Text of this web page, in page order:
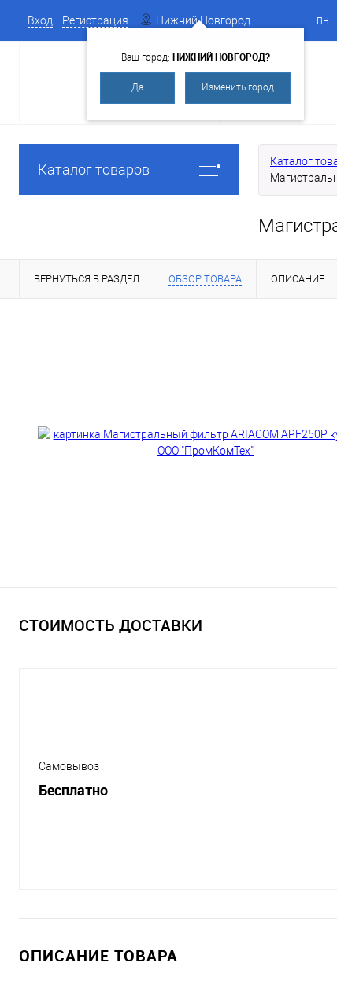
Вход Регистрация Нижний Новгород
Ваш город: НИЖНИЙ НОВГОРОД?
Да Изменить город
пн
Каталог товаров Каталог
ВЕРНУТЬСЯ В РАЗДЕЛ ОБЗОР ТОВАРА ОПИСАНИЕ
СТОИМОСТЬ ДОСТАВКИ
Самовывоз
Бесплатно
ОПИСАНИЕ ТОВАРА